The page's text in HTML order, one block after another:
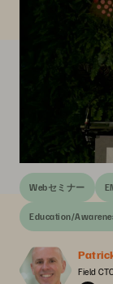
Webセミナー
Education/
Field